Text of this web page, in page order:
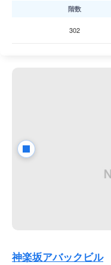
だし、14階建てに対
階数
302
神楽坂アバックビル